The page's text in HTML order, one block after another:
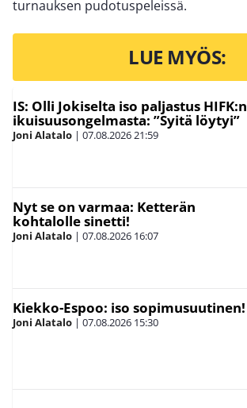
turnauksen pudotuspeleissä.
LUE MYÖS:
IS: Olli Jokiselta iso paljastus HIFK:n
ikuisuusongelmasta: ”Syitä löytyi”
Joni Alatalo | 07.08.202621:59
Nyt se on varmaa: Ketterän
kohtalolle sinetti!
Joni Alatalo | 07.08.2026 16:07
Kiekko-Espoo: iso sopimusuutinen!
Joni Alatalo | 07.08.2026 15:30